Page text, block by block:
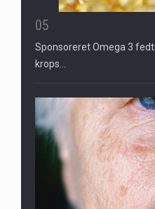
05
Sponsoreret Omega 3
krops…